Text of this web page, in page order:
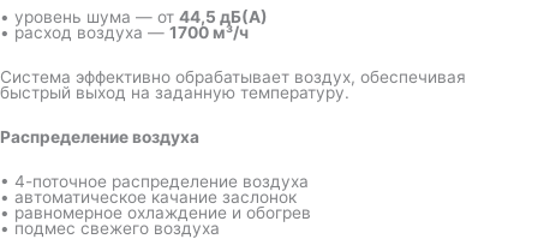
• уровень шума — от 44,5 дБ(А)
• расход воздуха — 1700 м³/ч
Система эффективно обрабатывает воздух, обеспечивая
быстрый выход на заданную температуру.
Распределение воздуха
• 4-поточное распределение воздуха
• автоматическое качание заслонок
• равномерное охлаждение и обогрев
• подмес свежего воздуха